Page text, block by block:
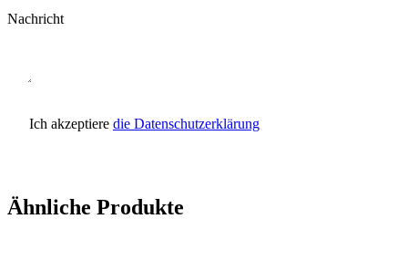
Nachricht
Ich akzeptiere die Datenschutzerklärung
Ähnliche Produkte